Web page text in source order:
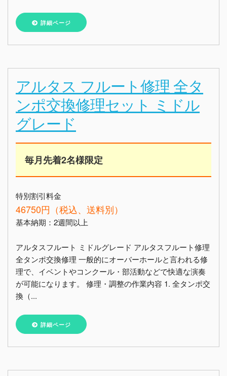
詳細ページ
アルタス フルート修理 全タ
ンポ交換修理セット ミドル
グレード
毎月先着2名様限定
特別割引料金
46750円（税込、送料別）
基本納期：2週間以上
アルタスフルート ミドルグレード アルタスフルート修理
全タンポ交換修理 一般的にオーバーホールと言われる修
理で、イベントやコンクール・部活動などで快適な演奏
が可能になります。 修理・調整の作業内容 1. 全タンポ交
換（...
詳細ページ